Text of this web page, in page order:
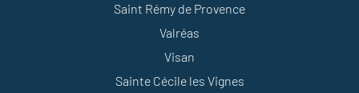
Saint Rémy de Provence
Valréas
Visan
Sainte Cécile les Vignes